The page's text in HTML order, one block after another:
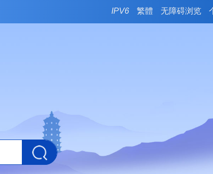
IPV6 繁體 无障碍浏览